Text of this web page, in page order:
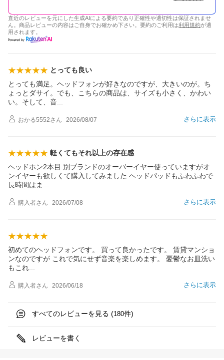
直近のレビューを元にした生成AIによる要約であり正確性や適切性は保証されませ
ん。商品レビューの内容はご自身でお確かめ下さい。要約のご利用は利用規約が適
用されます。
とっても良い
とっても満足。ヘッドフォンが好きなのですが、大きいのが。ち
ょっとダサイ。でも、こちらの商品は、サイズも小さく、かわい
い。そして、 音
さらに表示
おかる5552さん 2026/08/07
軽くてもそれ以上の存在感
ヘッドホン2本目 別ブランドのオーバーイヤー使っていますがオ
ンイヤーも欲しくて購入してみました ヘッドパッドもふわふわで
長時間は ま
さらに表示
購入者さん 2026/07/08
初めてのヘッドフォンです。 買って良かったです。 賃貸マンショ
ンなのですが これで気にせず音楽を楽しめます。 憂鬱なお皿洗い
もこ れ
さらに表示
購入者さん 2026/06/18
すべてのレビューを見る (180件)
レビューを書く